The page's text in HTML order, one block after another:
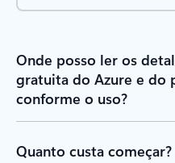
Onde posso ler os
gratuita do Azure e do
conforme o uso?
Quanto custa começar?